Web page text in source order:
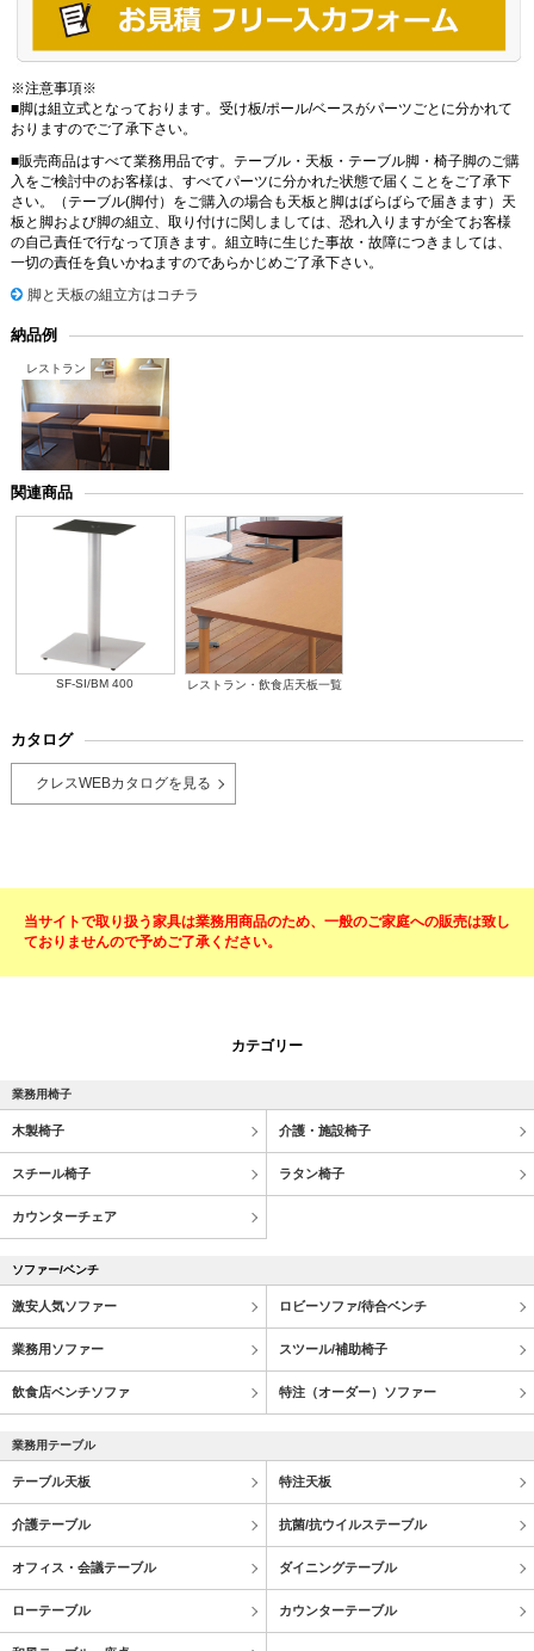
※注意事項※
■脚は組立式となっております。受け板/ポール/ベースがパーツごとに分かれて
おりますのでご了承下さい。
■販売商品はすべて業務用品です。テーブル・天板・テーブル脚・椅子脚のご購
入をご検討中のお客様は、すべてパーツに分かれた状態で届くことをご了承下
さい。（テーブル(脚付）をご購入の場合も天板と脚はばらばらで届きます）天
板と脚および脚の組立、取り付けに関しましては、恐れ入りますが全てお客様
の自己責任で行なって頂きます。組立時に生じた事故・故障につきましては、
一切の責任を負いかねますのであらかじめご了承下さい。
脚と天板の組立方はコチラ
納品例
レストラン
関連商品
SF-SI/BM 400 レストラン・飲食店天板一覧
カタログ
クレスWEBカタログを見る
当サイトで取り扱う家具は業務用商品のため、一般のご家庭への販売は致し
ておりませんので予めご了承ください。
カテゴリー
業務用椅子
木製椅子 介護・施設椅子
スチール椅子 ラタン椅子
カウンターチェア
ソファー/ベンチ
激安人気ソファー ロビーソファ/待合ベンチ
業務用ソファー スツール/補助椅子
飲食店ベンチソファ 特注（オーダー）ソファー
業務用テーブル
テーブル天板 特注天板
介護テーブル 抗菌/抗ウイルステーブル
オフィス・会議テーブル ダイニングテーブル
ローテーブル カウンターテーブル